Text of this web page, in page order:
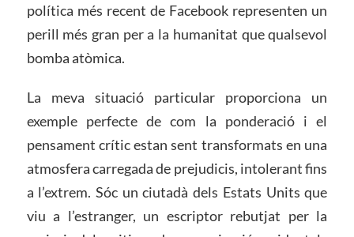
política més recent de Facebook representen un
perill més gran per a la humanitat que qualsevol
bomba atòmica.
La meva situació particular proporciona un
exemple perfecte de com la ponderació i el
pensament crític estan sent transformats en una
atmosfera carregada de prejudicis, intolerant fins
a l’extrem. Sóc un ciutadà dels Estats Units que
viu a l’estranger, un escriptor rebutjat per la